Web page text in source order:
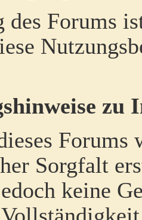
des Forums
zu
Forums
Sorgfalt
keine